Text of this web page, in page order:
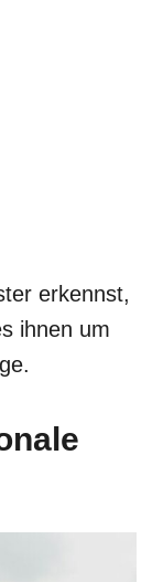
erkennst,
ihnen um